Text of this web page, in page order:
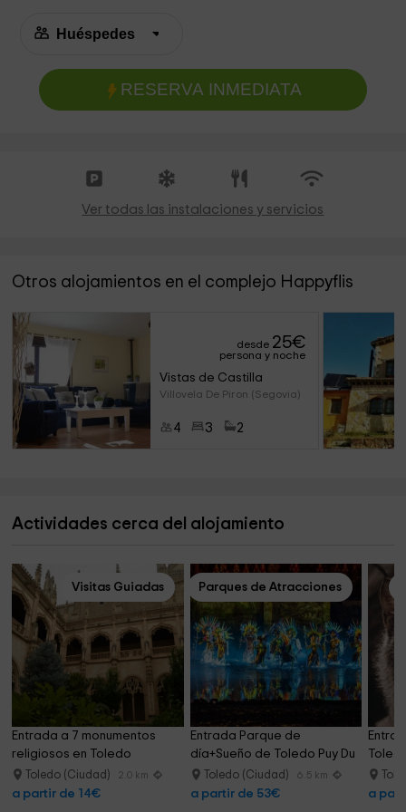
RESERVA INMEDIATA
Ver todas las instalaciones y servicios
Otros alojamientos en el complejo Happyflis
desde 25€
persona y noche
Vistas de Castilla
Villovela De Piron (Segovia)
4 3 2
Actividades cerca del alojamiento
Visitas Guiadas
Entrada a 7 monumentos
religiosos en Toledo
Toledo (Ciudad) 2.0 km
a partir de 14€
Parques de Atracciones
Entrada Parque de
día+Sueño de Toledo Puy Du
FouToledo (Ciudad) 6.5 km
a partir de 53€ a